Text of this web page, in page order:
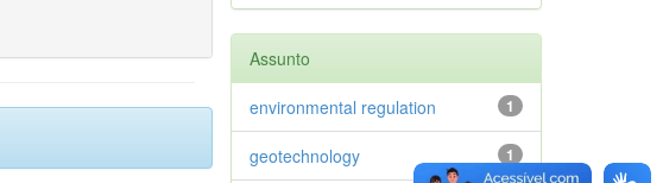
Assunto
1
environmental regulation
1
geotechnology